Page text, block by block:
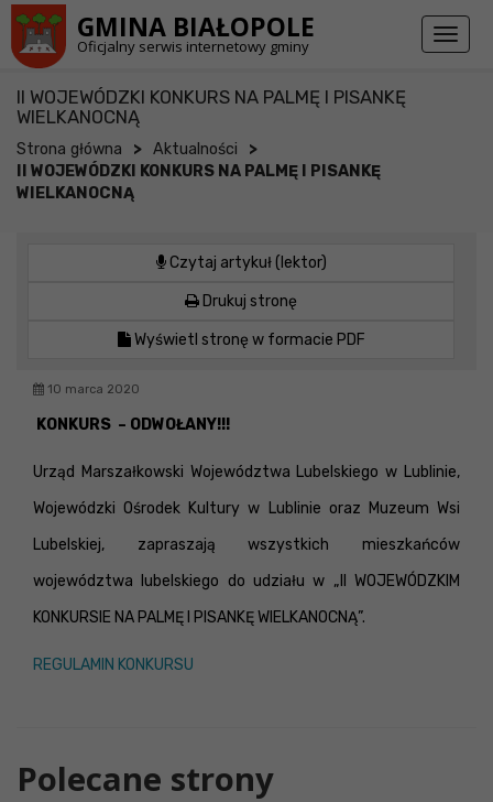
GMINA BIAŁOPOLE
Oficjalny serwis internetowy gminy
Toggle
II WOJEWÓDZKI KONKURS NA PALMĘ I PISANKĘ
WIELKANOCNĄ
Strona główna > Aktualności >
II WOJEWÓDZKI KONKURS NA PALMĘ I PISANKĘ
WIELKANOCNĄ
Czytaj artykuł (lektor)
Drukuj stronę
Wyświetl stronę w formacie PDF
10 marca 2020
KONKURS – ODWOŁANY!!!
Urząd Marszałkowski Województwa Lubelskiego w Lublinie,
Wojewódzki Ośrodek Kultury w Lublinie oraz Muzeum Wsi
Lubelskiej, zapraszają wszystkich mieszkańców
województwa lubelskiego do udziału w „II WOJEWÓDZKIM
KONKURSIE NA PALMĘ I PISANKĘ WIELKANOCNĄ”.
REGULAMIN KONKURSU
Polecane strony